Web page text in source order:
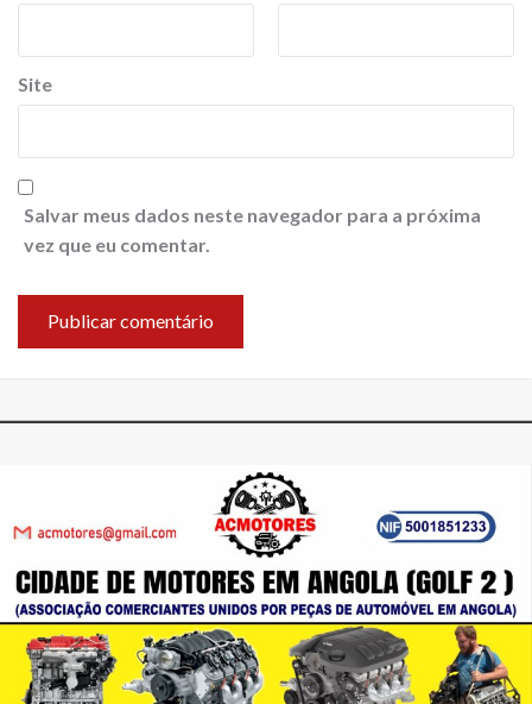
Site
Salvar meus dados neste navegador para a próxima
vez que eu comentar.